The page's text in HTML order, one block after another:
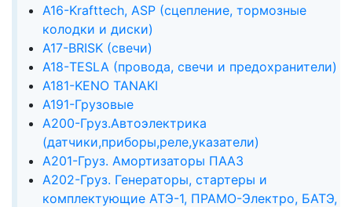
А16-Krafttech, ASP (сцепление, тормозные
колодки и диски)
А17-BRISK (свечи)
А18-TESLA (провода, свечи и предохранители)
А181-KENO TANAKI
А191-Грузовые
А200-Груз.Автоэлектрика
(датчики,приборы,реле,указатели)
А201-Груз. Амортизаторы ПААЗ
А202-Груз. Генераторы, стартеры и
комплектующие АТЭ-1, ПРАМО-Электро, БАТЭ,